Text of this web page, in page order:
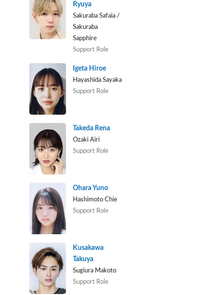
Ryuya
Sakuraba Safaia /
Sakuraba
Sapphire
Support Role
Igeta Hiroe
Hayashida Sayaka
Support Role
Takeda Rena
Ozaki Airi
Support Role
Ohara Yuno
Hashimoto Chie
Support Role
Kusakawa
Takuya
Sugiura Makoto
Support Role